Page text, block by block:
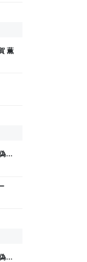
薫
・
・